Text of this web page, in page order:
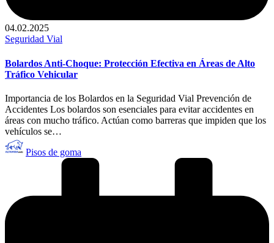
04.02.2025
Publicado
Seguridad Vial
Bolardos Anti-Choque: Protección Efectiva en Áreas de Alto
Tráfico Vehicular
Importancia de los Bolardos en la Seguridad Vial Prevención de
Accidentes Los bolardos son esenciales para evitar accidentes en
áreas con mucho tráfico. Actúan como barreras que impiden que los
vehículos se…
Publicado
por
Pisos de goma